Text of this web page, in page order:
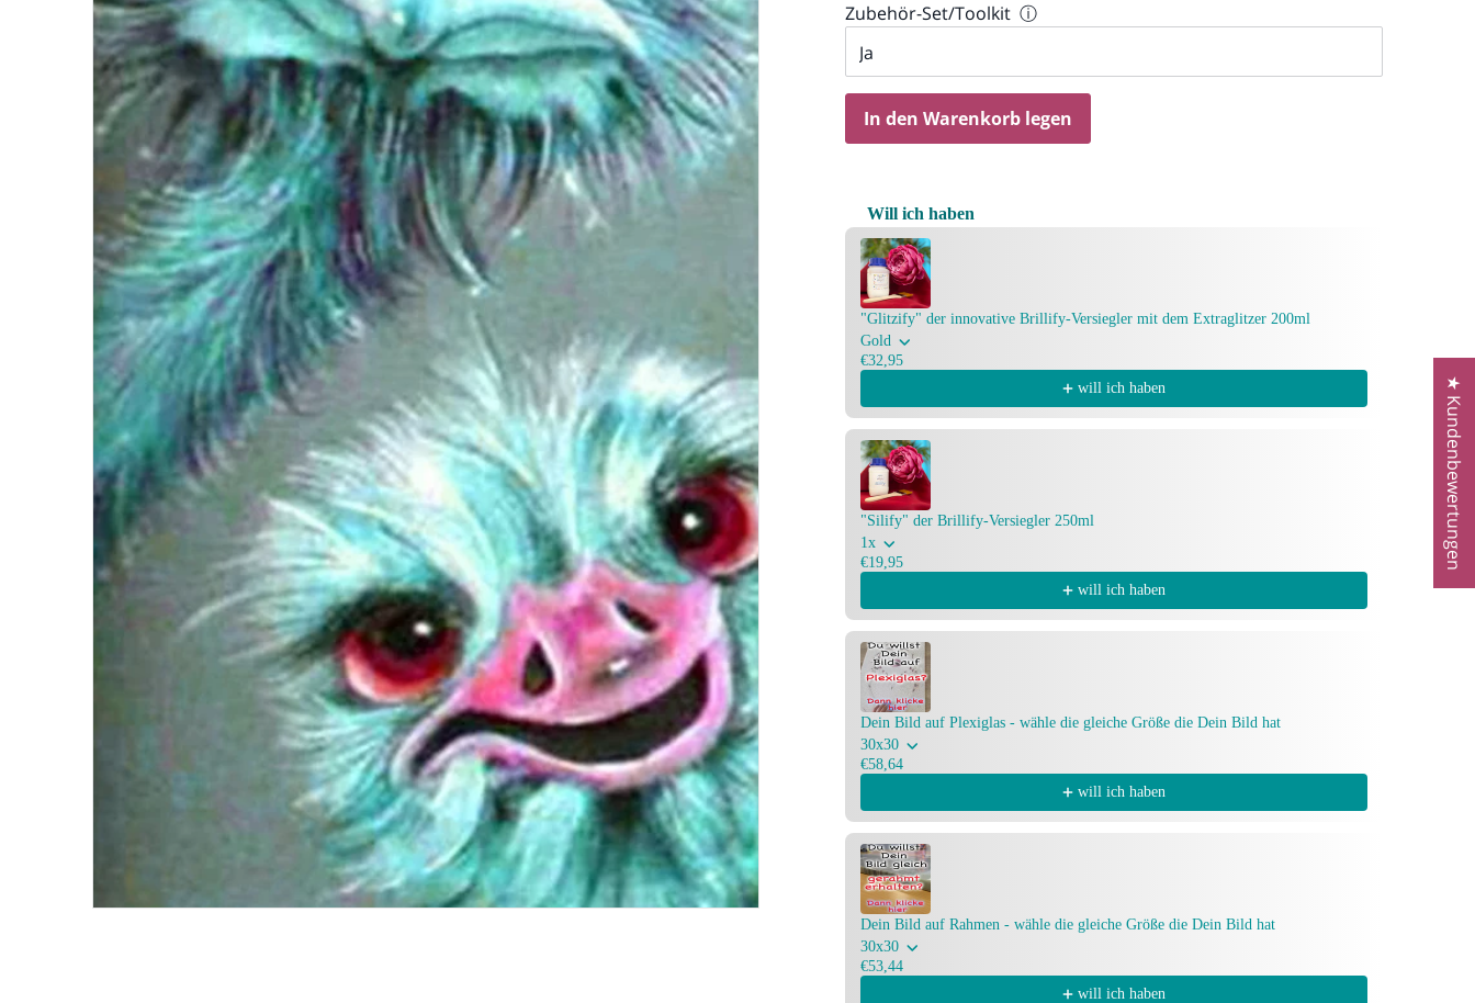
Zubehör-Set/Toolkit ⓘ
In den Warenkorb legen
Will ich haben
Use the Previous and Next buttons to navigate through product recommendations, or
"Glitzify" der innovative Brillify-Versiegler mit dem Extraglitzer 200ml
Gold
€32,95
will ich haben
"Silify" der Brillify-Versiegler 250ml
1x
€19,95
will ich haben
Dein Bild auf Plexiglas - wähle die gleiche Größe die Dein Bild hat
30x30
€58,64
will ich haben
Dein Bild auf Rahmen - wähle die gleiche Größe die Dein Bild hat
30x30
€53,44
will ich haben
★ Kundenbewertungen